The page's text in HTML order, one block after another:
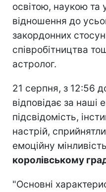
освітою, наукою та
відношення до
закордонних
співробітництва
астролог.
21 серпня, з 12:56
відповідає за наші
підсвідомість,
настрій,
емоційну
королівському
"Основні